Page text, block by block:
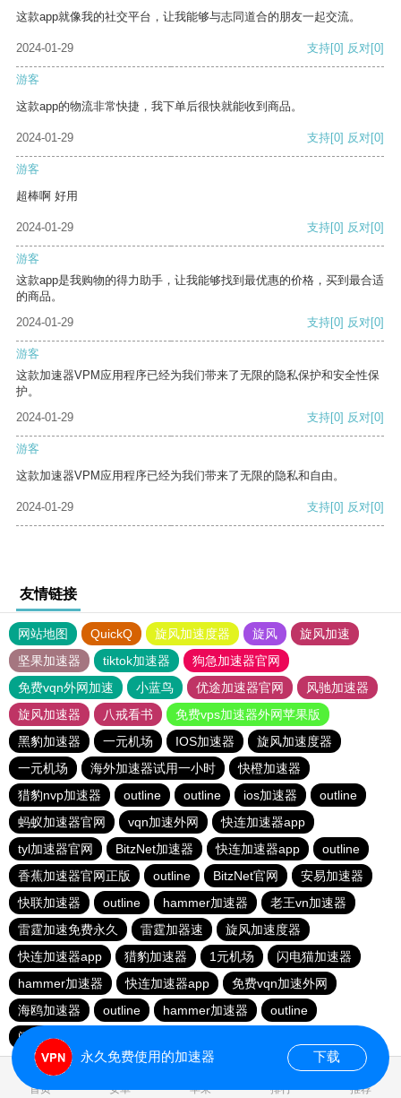
这款app就像我的社交平台，让我能够与志同道合的朋友一起交流。
2024-01-29 支持[0] 反对[0]
游客
这款app的物流非常快捷，我下单后很快就能收到商品。
2024-01-29 支持[0] 反对[0]
游客
超棒啊 好用
2024-01-29 支持[0] 反对[0]
游客
这款app是我购物的得力助手，让我能够找到最优惠的价格，买到最合适
的商品。
2024-01-29
支持[0] 反对[0]
游客
这款加速器VPM应用程序已经为我们带来了无限的隐私保护和安全性保
护。
2024-01-29
支持[0] 反对[0]
游客
这款加速器VPM应用程序已经为我们带来了无限的隐私和自由。
2024-01-29 支持[0] 反对[0]
友情链接
网站地图 QuickQ 旋风加速度器 旋风
旋风加速
坚果加速器
tiktok加速器
狗急加速器官网
免费vqn外网加速
小蓝鸟 优途加速器官网
风驰加速器
旋风加速器
八戒看书
免费vps加速器外网苹果版
黑豹加速器
一元机场 IOS加速器
旋风加速度器
一元机场
海外加速器试用一小时
快橙加速器
猎豹nvp加速器
outline outline ios加速器
outline
蚂蚁加速器官网
vqn加速外网
快连加速器app
tyl加速器官网
BitzNet加速器 快连加速器app
outline
香蕉加速器官网正版
outline BitzNet官网
安易加速器
快联加速器
outline hammer加速器
老王vn加速器
雷霆加速免费永久
雷霆加器速
旋风加速度器
快连加速器app
猎豹加速器 1元机场
闪电猫加速器
hammer加速器
快连加速器app
免费vqn加速外网
海鸥加速器
outline hammer加速器
outline
闪电猫加速器
首页 安卓 苹果 排行 推荐
永久免费使用的加速器 下载
1.143588s